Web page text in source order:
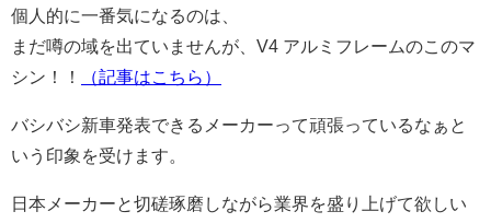
個人的に一番気になるのは、
まだ噂の域を出ていませんが、V4 アルミフレームのこのマ
シン！！
（記事はこちら）
バシバシ新車発表できるメーカーって頑張っているなぁと
いう印象を受けます。
日本メーカーと切磋琢磨しながら業界を盛り上げて欲しい